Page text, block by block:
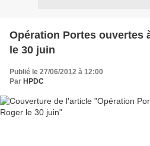
Opération Portes ouvertes
le 30 juin
Publié le 27/06/2012 à 12:00
Par HPDC